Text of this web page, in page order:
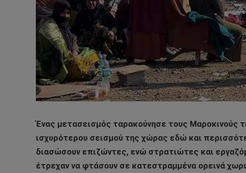
Ένας μετασεισμός ταρακούνησε τους Μαροκινούς
ισχυρότερου σεισμού της χώρας εδώ και
διασώσουν επιζώντες, ενώ στρατιώτες και
έτρεχαν να φτάσουν σε κατεστραμμένα ορεινά